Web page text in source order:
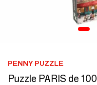
PENNY PUZZLE
Puzzle PARIS de